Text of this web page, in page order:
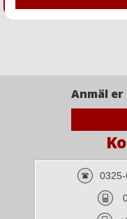
Anmäl